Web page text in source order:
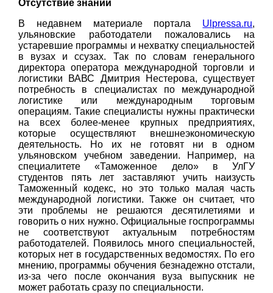
Отсутствие знаний
В недавнем материале портала Ulpressa.ru,
ульяновские работодатели пожаловались на
устаревшие программы и нехватку специальностей
в вузах и ссузах. Так по словам генерального
директора оператора международной торговли и
логистики ВАВС Дмитрия Нестерова, существует
потребность в специалистах по международной
логистике или международным торговым
операциям. Такие специалисты нужны практически
на всех более-менее крупных предприятиях,
которые осуществляют внешнеэкономическую
деятельность. Но их не готовят ни в одном
ульяновском учебном заведении. Например, на
специалитете «Таможенное дело» в УлГУ
студентов пять лет заставляют учить наизусть
Таможенный кодекс, но это только малая часть
международной логистики. Также он считает, что
эти проблемы не решаются десятилетиями и
говорить о них нужно. Официальные госпрограммы
не соответствуют актуальным потребностям
работодателей. Появилось много специальностей,
которых нет в государственных ведомостях. По его
мнению, программы обучения безнадежно отстали,
из-за чего после окончания вуза выпускник не
может работать сразу по специальности.